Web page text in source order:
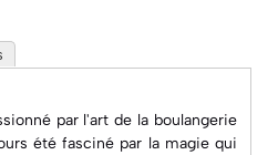
par l'art de la boulangerie
été fasciné par la magie qui